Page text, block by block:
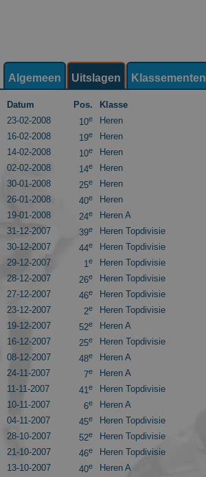
Algemeen Uitslagen Klassementen
Datum Pos. Klasse
23-02-2008
10e Heren
16-02-2008
19e Heren
14-02-2008
10e Heren
02-02-2008
14e Heren
30-01-2008
25e Heren
26-01-2008
40e Heren
19-01-2008
24e Heren A
31-12-2007
39e Heren Topdivisie
30-12-2007
44e Heren Topdivisie
29-12-2007
1e Heren Topdivisie
28-12-2007
26e Heren Topdivisie
27-12-2007
46e Heren Topdivisie
23-12-2007
2e Heren Topdivisie
19-12-2007
52e Heren A
16-12-2007
25e Heren Topdivisie
08-12-2007
48e Heren A
24-11-2007
7e Heren A
11-11-2007
41e Heren Topdivisie
10-11-2007
6e Heren A
04-11-2007
45e Heren Topdivisie
28-10-2007
52e Heren Topdivisie
21-10-2007
46e Heren Topdivisie
13-10-2007
40e Heren A